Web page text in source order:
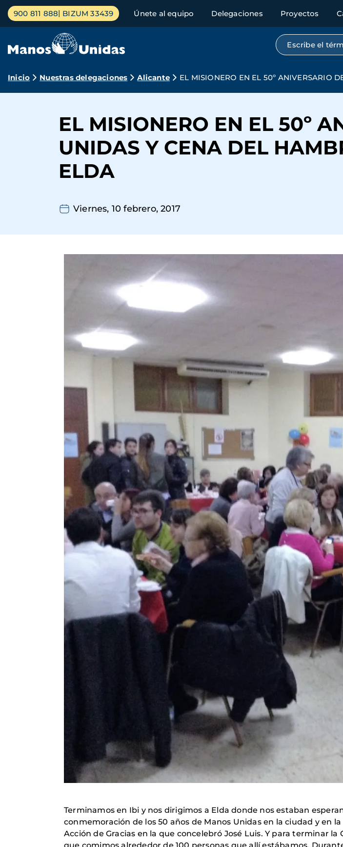
Pasar
contenido
Menú
principal
900 811 888 BIZUM 33439 Únete al equipo Delegaciones Proyectos
Búsqueda
Ruta
navegación
Inicio Nuestras delegaciones Alicante EL MISIONERO EN EL 50º ANIVERSARIO
EL MISIONERO EN EL 50º
UNIDAS Y CENA DEL
ELDA
Viernes, 10 febrero, 2017
Terminamos en Ibi y nos dirigimos a Elda donde nos estaban
conmemoración de los 50 años de Manos Unidas en la ciudad y en
Acción de Gracias en la que concelebró José Luis. Y para terminar